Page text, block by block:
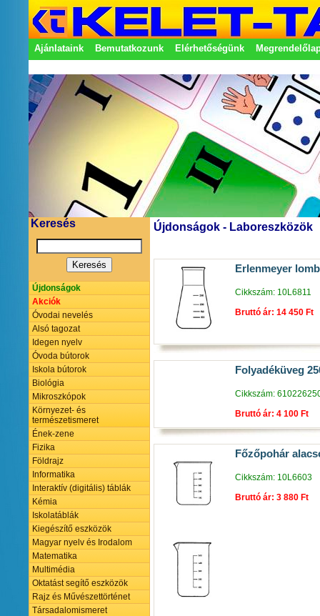
Ajánlataink Bemutatkozunk Elérhetőségünk
Keresés
Újdonságok
Akciók
Óvodai nevelés
Alsó tagozat
Idegen nyelv
Óvoda bútorok
Iskola bútorok
Biológia
Mikroszkópok
Környezet- és
természetismeret
Ének-zene
Fizika
Földrajz
Informatika
Interaktív (digitális) táblák
Kémia
Iskolatáblák
Kiegészítő eszközök
Magyar nyelv és Irodalom
Matematika
Multimédia
Oktatást segítő eszközök
Rajz és Művészettörténet
Társadalomismeret
Újdonságok - Laboreszközök
Erlenmeyer
Cikkszám: 10L6811
Bruttó ár: 14 450 Ft
Folyadéküveg
Cikkszám:
Bruttó ár: 4 100 Ft
Főzőpohár
Cikkszám: 10L6603
Bruttó ár: 3 880 Ft